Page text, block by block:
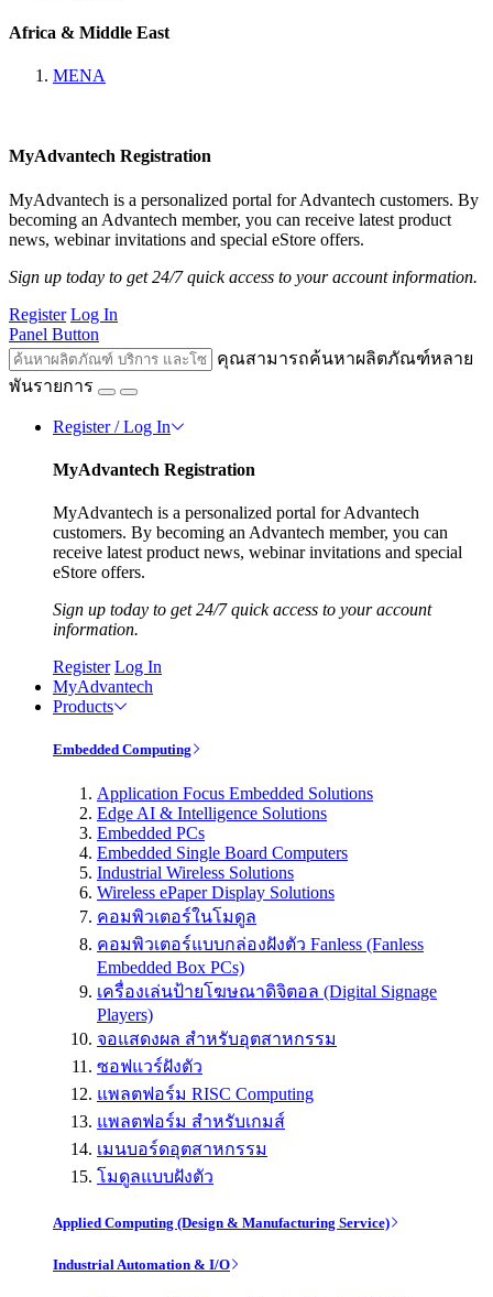
Africa & Middle East
MENA
MyAdvantech Registration
MyAdvantech is a personalized portal for Advantech customers. By
becoming an Advantech member, you can receive latest product
news, webinar invitations and special eStore offers.
Sign up today to get 24/7 quick access to your account information.
Register Log In
Panel Button
คุณสามารถค้นหาผลิตภัณฑ์หลาย
พันรายการ
Register / Log In
MyAdvantech Registration
MyAdvantech is a personalized portal for Advantech
customers. By becoming an Advantech member, you can
receive latest product news, webinar invitations and special
eStore offers.
Sign up today to get 24/7 quick access to your account
information.
Register Log In
MyAdvantech
Products
Embedded Computing
Application Focus Embedded Solutions
Edge AI & Intelligence Solutions
Embedded PCs
Embedded Single Board Computers
Industrial Wireless Solutions
Wireless ePaper Display Solutions
คอมพิวเตอร์ในโมดูล
คอมพิวเตอร์แบบกล่องฝังตัว Fanless (Fanless
Embedded Box PCs)
เครื่องเล่นป้ายโฆษณาดิจิตอล (Digital Signage
Players)
จอแสดงผล สำหรับอุตสาหกรรม
ซอฟแวร์ฝังตัว
แพลตฟอร์ม RISC Computing
แพลตฟอร์ม สำหรับเกมส์
เมนบอร์ดอุตสาหกรรม
โมดูลแบบฝังตัว
Applied Computing (Design & Manufacturing Service)
Industrial Automation & I/O